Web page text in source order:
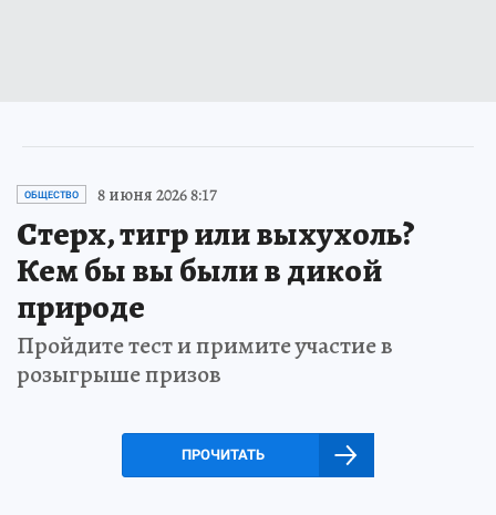
ОБЩЕСТВО 8 июня 2026 8:17
Стерх, тигр или выхухоль?
Кем бы вы были в дикой
природе
Пройдите тест и примите участие в
розыгрыше призов
ПРОЧИТАТЬ